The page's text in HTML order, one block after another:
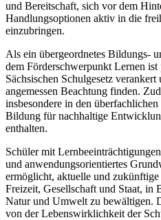
und Bereitschaft, sich vor dem
Handlungsoptionen aktiv in die
einzubringen.
Als ein übergeordnetes Bildungs-
dem Förderschwerpunkt Lernen
Sächsischen Schulgesetz
angemessen Beachtung finden.
insbesondere in den
Bildung für nachhaltige
enthalten.
Schüler mit
und anwendungsorientiertes
ermöglicht, aktuelle und
Freizeit, Gesellschaft und Staat, in
Natur und Umwelt zu bewältigen.
von der Lebenswirklichkeit der